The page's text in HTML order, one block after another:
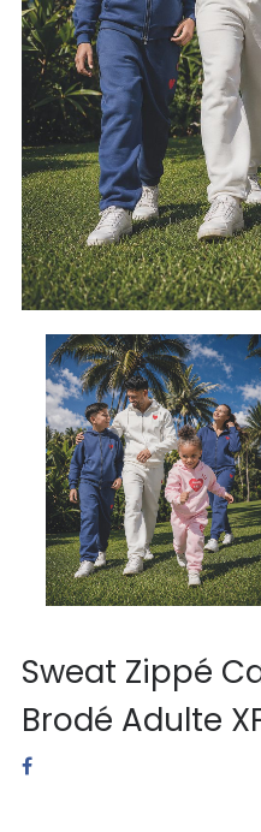
Sweat Zippé
Brodé Adulte